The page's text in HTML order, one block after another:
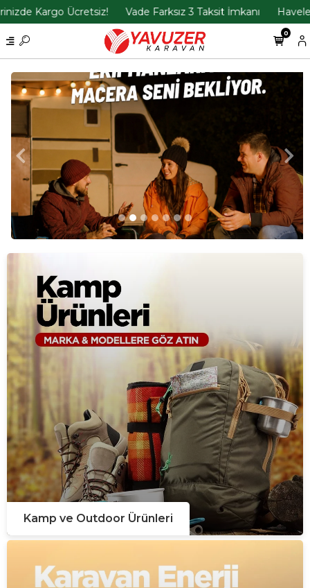
Kargo Ücretsiz! Vade Farksız 3 Taksit İmkanı Havele İle
0
Kamp ve Outdoor Ürünleri